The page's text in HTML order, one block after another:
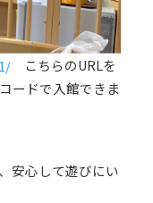
こちらのURLを
ードで入館できま
安心して遊びにい